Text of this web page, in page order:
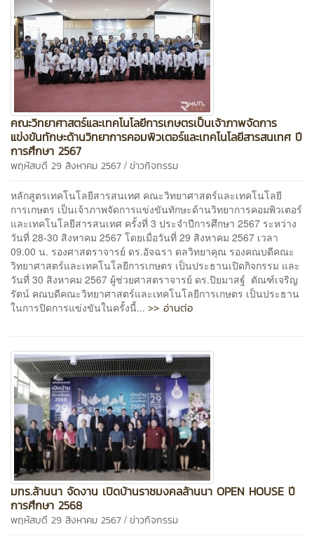
คณะวิทยาศาสตร์และเทคโนโลยีการเกษตรเป็นเจ้าภาพจัดการ
แข่งขันทักษะด้านวิทยาการคอมพิวเตอร์และเทคโนโลยีสารสนเทศ ปี
การศึกษา 2567
พฤหัสบดี 29 สิงหาคม 2567 / ข่าวกิจกรรม
หลักสูตรเทคโนโลยีสารสนเทศ คณะวิทยาศาสตร์และเทคโนโลยี
การเกษตร เป็นเจ้าภาพจัดการแข่งขันทักษะด้านวิทยาการคอมพิวเตอร์
และเทคโนโลยีสารสนเทศ ครั้งที่ 3 ประจำปีการศึกษา 2567 ระหว่าง
วันที่ 28-30 สิงหาคม 2567 โดยเมื่อวันที่ 29 สิงหาคม 2567 เวลา
09.00 น. รองศาสตราจารย์ ดร.อัจฉรา ดลวิทยาคุณ รองคณบดีคณะ
วิทยาศาสตร์และเทคโนโลยีการเกษตร เป็นประธานเปิดกิจกรรม และ
วันที่ 30 สิงหาคม 2567 ผู้ช่วยศาสตราจารย์ ดร.ปิยมาสฐ์ ตัณฑ์เจริญ
รัตน์ คณบดีคณะวิทยาศาสตร์และเทคโนโลยีการเกษตร เป็นประธาน
ในการปิดการแข่งขันในครั้งนี้... >> อ่านต่อ
มทร.ล้านนา จัดงาน เปิดบ้านราชมงคลล้านนา OPEN HOUSE ปี
การศึกษา 2568
พฤหัสบดี 29 สิงหาคม 2567 / ข่าวกิจกรรม